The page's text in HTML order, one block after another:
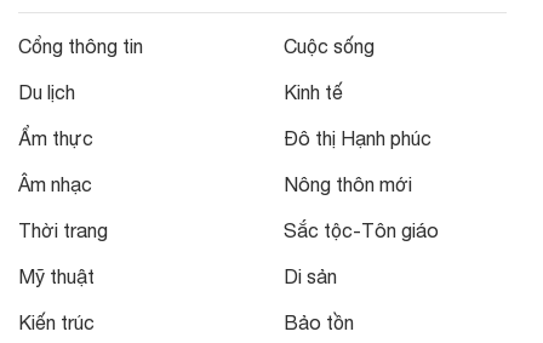
Cổng thông tin
Du lịch
Ẩm thực
Âm nhạc
Thời trang
Mỹ thuật
Kiến trúc
Cuộc sống
Kinh tế
Đô thị Hạnh phúc
Nông thôn mới
Sắc tộc-Tôn giáo
Di sản
Bảo tồn